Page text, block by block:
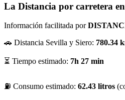
La Distancia por carretera
Información facilitada por
🚗 Distancia Sevilla y Siero: 780.34
⏳ Tiempo estimado: 7h 27 min
⛽ Consumo estimado: 62.43 litros